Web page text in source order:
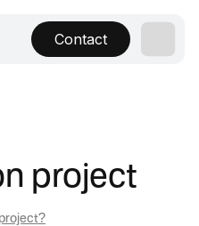
Contact
project